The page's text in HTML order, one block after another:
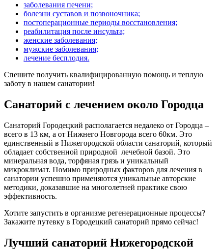
заболевания печени;
болезни суставов и позвоночника;
постоперационные периоды восстановления;
реабилитация после инсульта;
женские заболевания;
мужские заболевания;
лечение бесплодия.
Спешите получить квалифицированную помощь и теплую
заботу в нашем санатории!
Санаторий с лечением около Городца
Санаторий Городецкий располагается недалеко от Городца –
всего в 13 км, а от Нижнего Новгорода всего 60км. Это
единственный в Нижегородской области санаторий, который
обладает собственной природной лечебной базой. Это
минеральная вода, торфяная грязь и уникальный
микроклимат. Помимо природных факторов для лечения в
санатории успешно применяются уникальные авторские
методики, доказавшие на многолетней практике свою
эффективность.
Хотите запустить в организме регенерационные процессы?
Закажите путевку в Городецкий санаторий прямо сейчас!
Лучший санаторий Нижегородской